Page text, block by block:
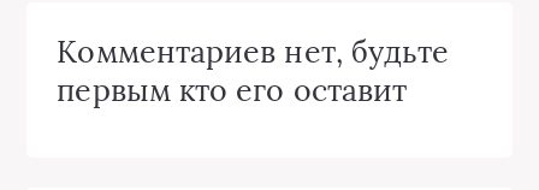
Комментариев нет, будьте
первым кто его оставит